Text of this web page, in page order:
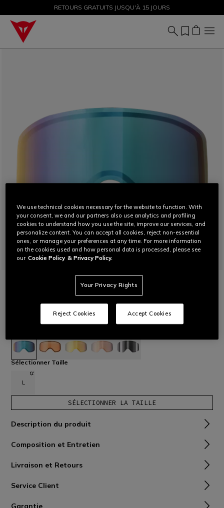
SOLDES JUSQU'À-50 % – ACHETEZ MAINTENANT
RETOURS GRATUITS JUSQU'À 15 JOURS
LENTILLE DE REMPLACEMENT POUR HP
HO CYLINDRICAL
Verre Carl Zeiss® pour masque HP Horizon augmentant le
contraste et filtrant la lumière.
Lire plus
sélectionné
Sélectionner Taille
L
SÉLECTIONNER LA TAILLE
Description du produit
Composition et Entretien
Livraison et Retours
Service Client
Garantie
We use technical cookies necessary for the website to function. With
your consent, we and our partners also use analytics and profiling
cookies to understand how you use the site, improve our services, and
personalize content. You can accept all cookies, reject non-essential
ones, or manage your preferences at any time. For more information
on the cookies used and how personal data is processed, please see
our Cookie Policy & Privacy Policy.
Your Privacy Rights
Reject Cookies Accept Cookies